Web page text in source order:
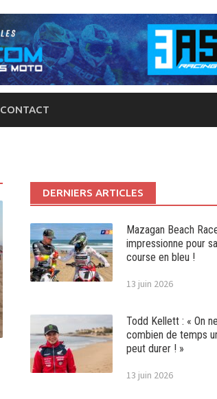
CONTACT
DERNIERS ARTICLES
Mazagan Beach
impressionne pour
course en bleu !
13 juin 2026
Todd Kellett : « On
combien de temps
peut durer ! »
13 juin 2026